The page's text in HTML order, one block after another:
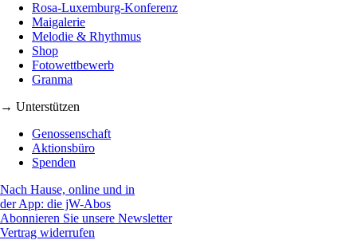
Rosa-Luxemburg-Konferenz
Maigalerie
Melodie & Rhythmus
Shop
Fotowettbewerb
Granma
→ Unterstützen
Genossenschaft
Aktionsbüro
Spenden
Nach Hause, online und in
der App: die jW-Abos
Abonnieren Sie unsere Newsletter
Vertrag widerrufen